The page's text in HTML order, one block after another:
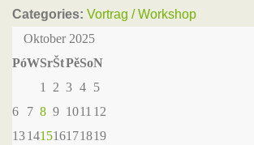
Categories: Vortrag / Workshop
Oktober 2025
PóWSrŠtPěSoN
1
2 3 4 5
6
7 8 9 1011 12
13141516171819